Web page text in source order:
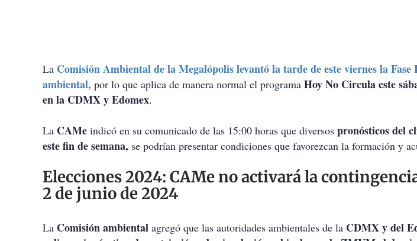
La Comisión Ambiental de la Megalópolis levantó la tarde de este viernes la Fase
ambiental, por lo que aplica de manera normal el programa Hoy No Circula este
en la CDMX y Edomex.
La CAMe indicó en su comunicado de las 15:00 horas que diversos pronósticos del
este fin de semana, se podrían presentar condiciones que favorezcan la formación y
Elecciones 2024: CAMe no activará la
2 de junio de 2024
La Comisión ambiental agregó que las autoridades ambientales de la CDMX y del